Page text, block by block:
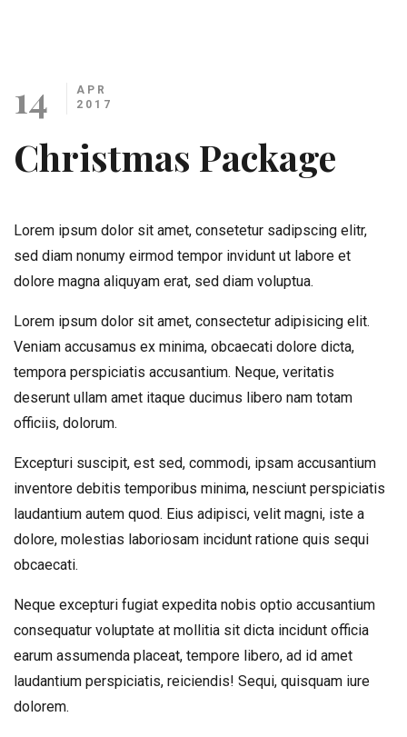
14
APR
2017
Christmas Package
Lorem ipsum dolor sit amet, consetetur sadipscing elitr,
sed diam nonumy eirmod tempor invidunt ut labore et
dolore magna aliquyam erat, sed diam voluptua.
Lorem ipsum dolor sit amet, consectetur adipisicing elit.
Veniam accusamus ex minima, obcaecati dolore dicta,
tempora perspiciatis accusantium. Neque, veritatis
deserunt ullam amet itaque ducimus libero nam totam
officiis, dolorum.
Excepturi suscipit, est sed, commodi, ipsam accusantium
inventore debitis temporibus minima, nesciunt perspiciatis
laudantium autem quod. Eius adipisci, velit magni, iste a
dolore, molestias laboriosam incidunt ratione quis sequi
obcaecati.
Neque excepturi fugiat expedita nobis optio accusantium
consequatur voluptate at mollitia sit dicta incidunt officia
earum assumenda placeat, tempore libero, ad id amet
laudantium perspiciatis, reiciendis! Sequi, quisquam iure
dolorem.